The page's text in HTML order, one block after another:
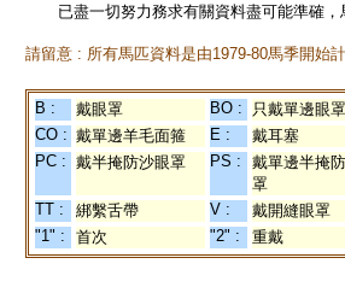
已盡一切努力務求有關資料盡可能準確
請留意 : 所有馬匹資料是由1979-80馬季開始
B : 戴眼罩 BO : 只戴單邊眼罩
CO : 戴單邊羊毛面箍 E : 戴耳塞
PC : 戴半掩防沙眼罩 PS :
戴單邊半掩
罩
TT : 綁繫舌帶 V : 戴開縫眼罩
"1" :
首次 "2" : 重戴